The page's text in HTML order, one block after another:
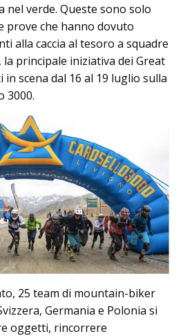
nel verde. Queste sono solo
prove che hanno dovuto
alla caccia al tesoro a squadre
principale iniziativa dei Great
in scena dal 16 al 19 luglio sulla
3000.
25 team di mountain-biker
Germania e Polonia si
oggetti, rincorrere